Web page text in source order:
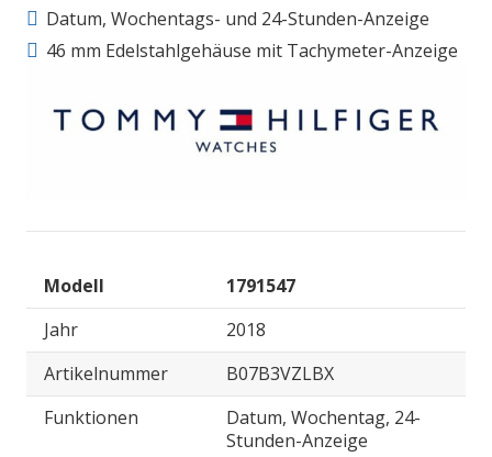
Datum, Wochentags- und 24-Stunden-Anzeige
46 mm Edelstahlgehäuse mit Tachymeter-Anzeige
Modell
1791547
Jahr
2018
Artikelnummer
B07B3VZLBX
Funktionen
Datum, Wochentag, 24-
Stunden-Anzeige